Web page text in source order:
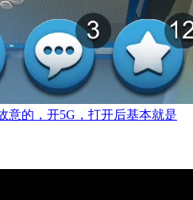
意的，开5G，打开后基本就是